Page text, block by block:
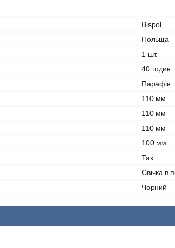
Bispol
Польща
1 шт.
40 годин
Парафін
110 мм
110 мм
110 мм
100 мм
Так
Свічка в
Чорний